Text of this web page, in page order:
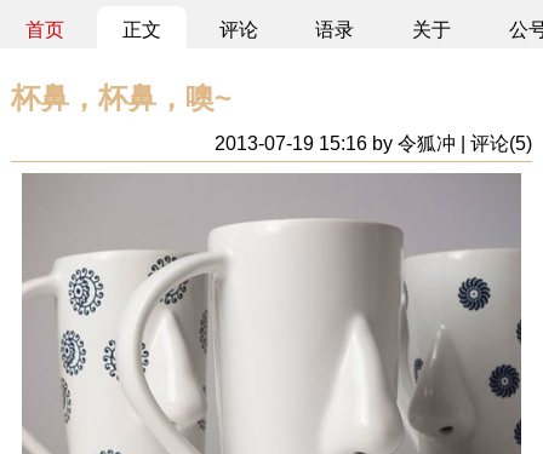
首页 正文 评论 语录 关于 公
杯鼻，杯鼻，噢~
2013-07-19 15:16 by 令狐冲 | 评论(5)